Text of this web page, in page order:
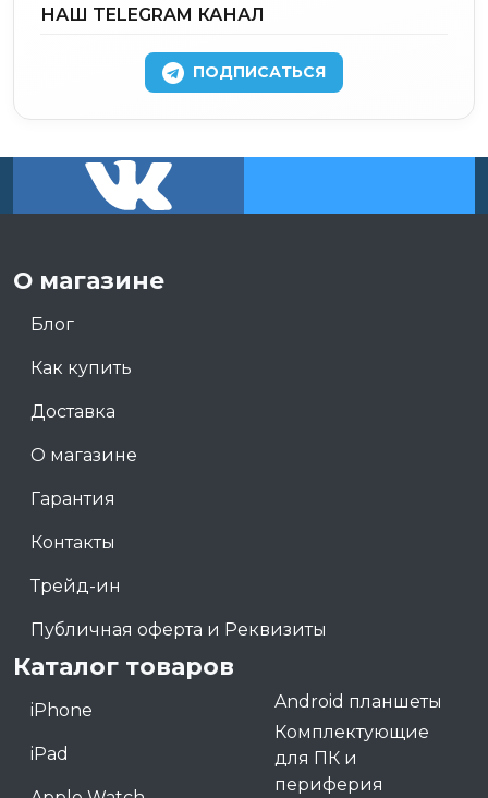
НАШ TELEGRAM КАНАЛ
ПОДПИСАТЬСЯ
О магазине
Блог
Как купить
Доставка
О магазине
Гарантия
Контакты
Трейд-ин
Публичная оферта и Реквизиты
Каталог товаров
iPhone
iPad
Android планшеты
Комплектующие
для ПК и
периферия